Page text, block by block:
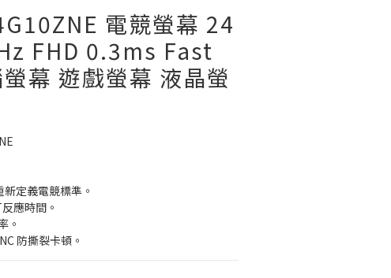
電競螢幕 24
FHD 0.3ms Fast
幕 遊戲螢幕 液晶螢
新定義電競標準。
應時間。
。
防撕裂卡頓。